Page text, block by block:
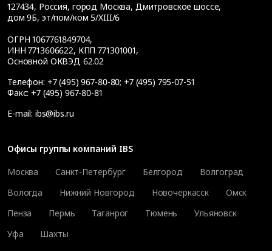
127434, Россия, город Москва, Дмитровское шоссе,
дом 9Б, эт/пом/ком 5/XIII/6
ОГРН 1067761849704,
ИНН 7713606622, КПП 771301001,
Основной ОКВЭД 62.02
Телефон: +7 (495) 967-80-80; +7 (495) 795-07-51
Факс: +7 (495) 967-80-81
E-mail: ibs@ibs.ru
Офисы группы компаний IBS
Москва
Санкт-Петербург Белгород
Волгоград
Вологда
Нижний Новгород Новочеркасск
Омск
Пенза
Пермь Таганрог Тюмень
Ульяновск
Уфа
Шахты